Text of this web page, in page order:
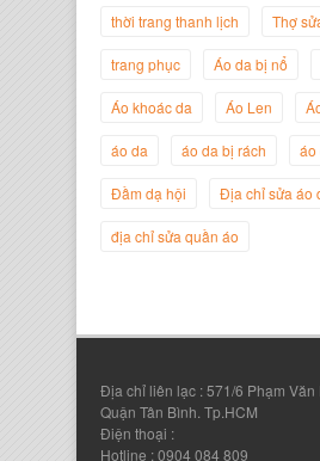
Nguyễn Đắc
thời trang thanh lịch Thợ
trang phục Áo da bị nổ
Áo khoác da Áo Len
áo da áo da bị rách áo
Đầm dạ hội Địa chỉ sửa áo
địa chỉ sửa quần áo
Địa chỉ liên lạc : 571/6 Phạm Văn
Quận Tân Bình. Tp.HCM
Điện thoại :
Hotline : 0904 084 809